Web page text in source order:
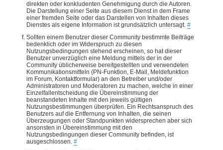
direkten oder konkludenten Genehmigung durch die Autoren.
Die Darstellung einer Seite aus diesem Dienst in dem Frame
einer fremden Seite oder das Darstellen von Inhalten dieses
Dienstes als eigene Information ist grundsätzlich untersagt. #
Sollten einem Benutzer dieser Community bestimmte Beiträge
bedenklich oder im Widerspruch zu diesen
Nutzungsbedingungen stehend erscheinen, so hat dieser
Benutzer unverzüglich eine Meldung mittels der in der
Community üblicherweise bereitgestellten und verwendeten
Kommunikationsmitteln (PN-Funktion, E-Mail, Meldefunktion
im Forum, Kontaktformular) an den Betreiber und/oder
Administratoren und Moderatoren zu machen, welche in einer
Einzelfallentscheidung die Übereinstimmung der
beanstandeten Inhalte mit den jeweils gültigen
Nutzungsbestimmungen überprüfen. Ein Rechtsanspruch des
Benutzers auf die Entfernung von Inhalten, die seinen
Überzeugungen oder Standpunkten widersprechen aber sich
ansonsten in Übereinstimmung mit den
Nutzungsbedingungen dieser Community befinden, ist
ausgeschlossen. #